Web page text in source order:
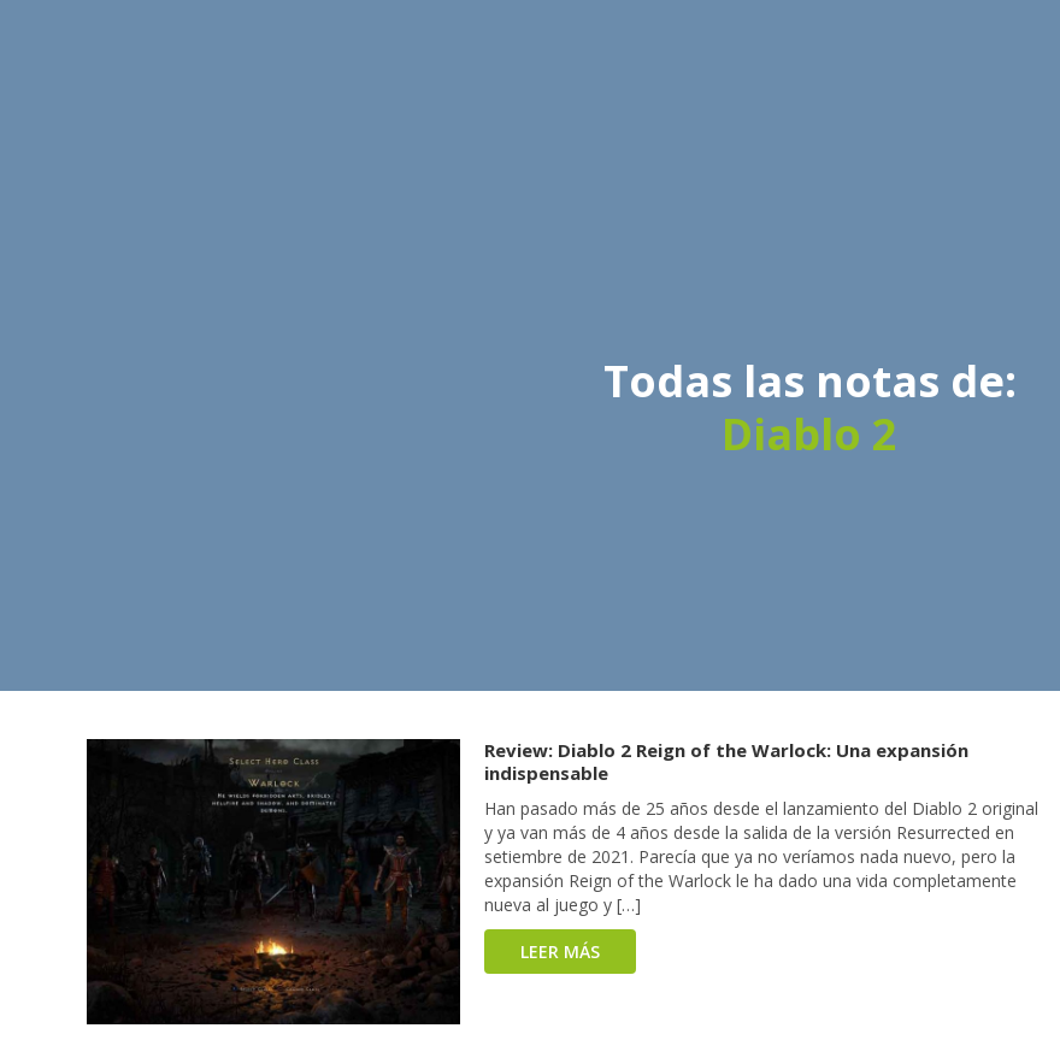
Todas las notas de:
Diablo 2
Review: Diablo 2 Reign of the Warlock: Una expansión
indispensable
Han pasado más de 25 años desde el lanzamiento del Diablo 2 original
y ya van más de 4 años desde la salida de la versión Resurrected en
setiembre de 2021. Parecía que ya no veríamos nada nuevo, pero la
expansión Reign of the Warlock le ha dado una vida completamente
nueva al juego y […]
LEER MÁS